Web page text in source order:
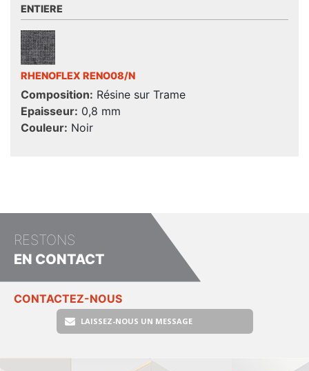
ENTIERE
RHENOFLEX RENO08/N
Composition: Résine sur Trame
Epaisseur: 0,8 mm
Couleur: Noir
RESTONS
EN CONTACT
CONTACTEZ-NOUS
LAISSEZ-NOUS UN MESSAGE